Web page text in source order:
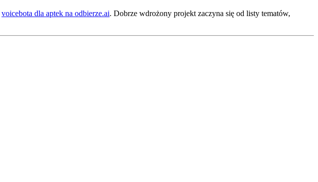
voicebota dla aptek na odbierze.ai. Dobrze wdrożony projekt zaczyna się od listy tematów,